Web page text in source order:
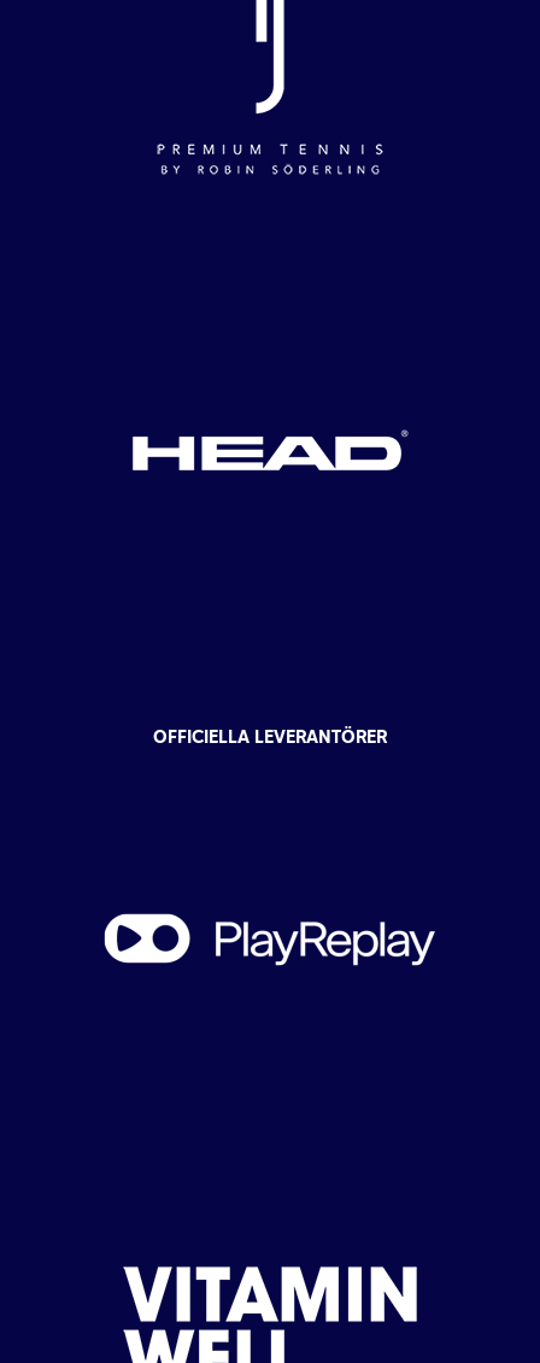
OFFICIELLA LEVERANTÖRER